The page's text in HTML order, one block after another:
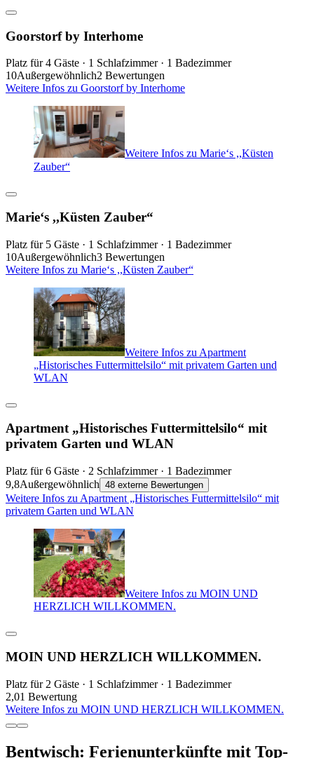
Goorstorf by Interhome
Platz für 4 Gäste · 1 Schlafzimmer · 1 Badezimmer
10Außergewöhnlich2 Bewertungen
Weitere Infos zu Goorstorf by Interhome
Weitere Infos zu Marie‘s ,,Küsten
Zauber“
Marie‘s ,,Küsten Zauber“
Platz für 5 Gäste · 1 Schlafzimmer · 1 Badezimmer
10Außergewöhnlich3 Bewertungen
Weitere Infos zu Marie‘s ,,Küsten Zauber“
Weitere Infos zu Apartment
„Historisches Futtermittelsilo“ mit privatem Garten und
WLAN
Apartment „Historisches Futtermittelsilo“ mit
privatem Garten und WLAN
Platz für 6 Gäste · 2 Schlafzimmer · 1 Badezimmer
9,8Außergewöhnlich 48 externe Bewertungen
Weitere Infos zu Apartment „Historisches Futtermittelsilo“ mit
privatem Garten und WLAN
Weitere Infos zu MOIN UND
HERZLICH WILLKOMMEN.
MOIN UND HERZLICH WILLKOMMEN.
Platz für 2 Gäste · 1 Schlafzimmer · 1 Badezimmer
2,01 Bewertung
Weitere Infos zu MOIN UND HERZLICH WILLKOMMEN.
Bentwisch: Ferienunterkünfte mit Top-